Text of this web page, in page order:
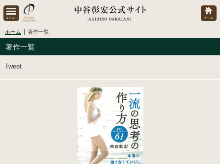
ホーム 著作一覧
著作一覧
Tweet